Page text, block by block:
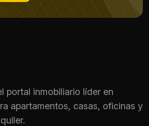
portal inmobiliario líder en
apartamentos, casas, oficinas y